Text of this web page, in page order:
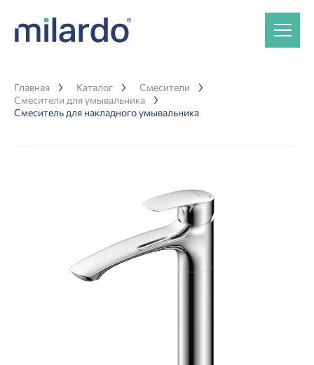
Главная Каталог
Смесители
Смесители для умывальника
Смеситель для накладного умывальника